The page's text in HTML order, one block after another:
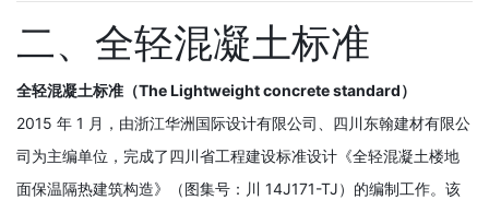
二、全轻混凝土标准
全轻混凝土标准（The Lightweight concrete standard）
2015 年 1 月，由浙江华洲国际设计有限公司、四川东翰建材有限公
司为主编单位，完成了四川省工程建设标准设计《全轻混凝土楼地
面保温隔热建筑构造》（图集号：川 14J171-TJ）的编制工作。该